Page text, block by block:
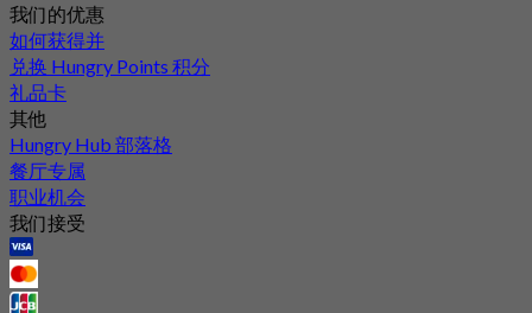
我们的优惠
如何获得并
兑换 Hungry Points 积分
礼品卡
其他
Hungry Hub 部落格
餐厅专属
职业机会
我们接受